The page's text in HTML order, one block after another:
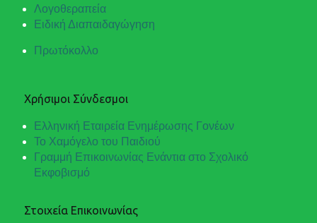
Λογοθεραπεία
Ειδική Διαπαιδαγώγηση
Πρωτόκολλο
Χρήσιμοι Σύνδεσμοι
Ελληνική Εταιρεία Ενημέρωσης Γονέων
Το Χαμόγελο του Παιδιού
Γραμμή Επικοινωνίας Ενάντια στο Σχολικό
Εκφοβισμό
Στοιχεία Επικοινωνίας